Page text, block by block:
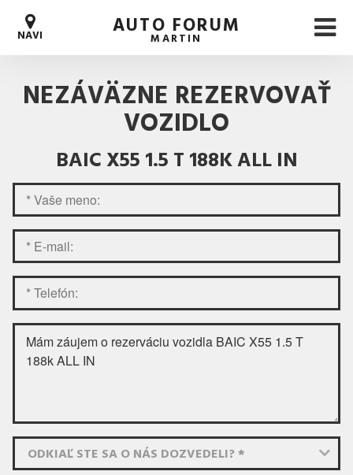
NAVI AUTO FORUM
MARTIN
NEZÁVÄZNE REZERVOVAŤ
VOZIDLO
BAIC X55 1.5 T 188K ALL IN
ODKIAĽ STE SA O NÁS DOZVEDELI? *